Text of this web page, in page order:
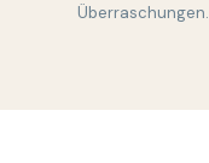
Überraschungen.